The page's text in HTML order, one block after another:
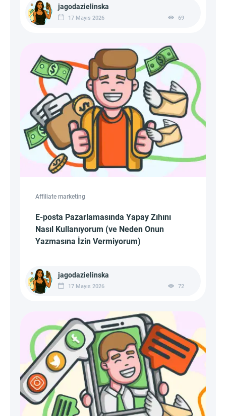
jagodazielinska
17 Mayıs 2026 69
Affiliate marketing
E-posta Pazarlamasında Yapay Zıhını
Nasıl Kullanıyorum (ve Neden Onun
Yazmasına İzin Vermiyorum)
jagodazielinska
17 Mayıs 2026 72